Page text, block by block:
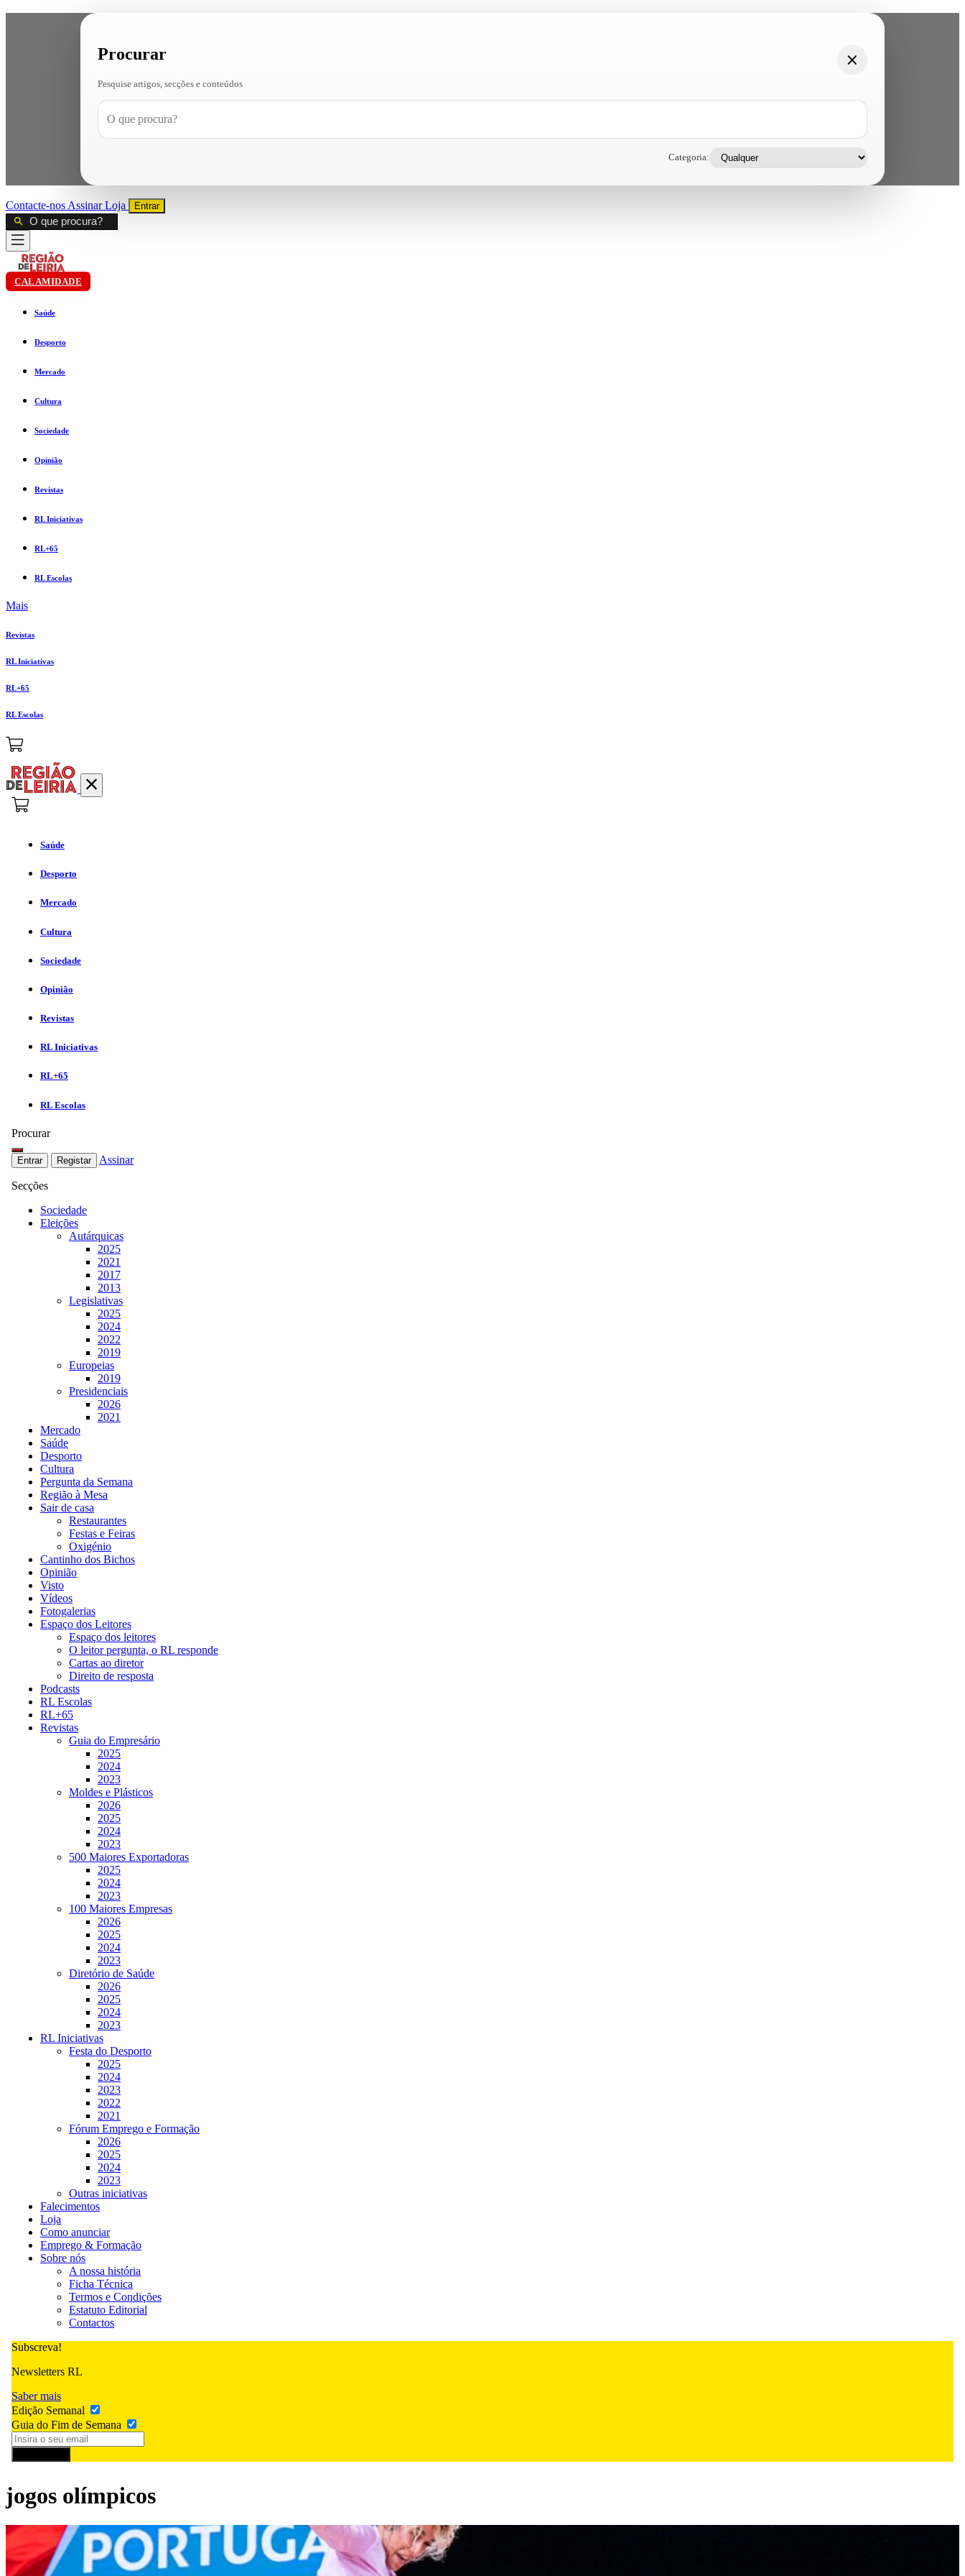
Procurar
Pesquise artigos, secções e conteúdos
Categoria:
Contacte-nos AssinarLoja Entrar
CALAMIDADE
Saúde
Desporto
Mercado
Cultura
Sociedade
Opinião
Revistas
RL Iniciativas
RL+65
RL Escolas
Mais
Revistas
RL Iniciativas
RL+65
RL Escolas
Saúde
Desporto
Mercado
Cultura
Sociedade
Opinião
Revistas
RL Iniciativas
RL+65
RL Escolas
Procurar
Entrar Registar Assinar
Secções
Sociedade
Eleições
Autárquicas
2025
2021
2017
2013
Legislativas
2025
2024
2022
2019
Europeias
2019
Presidenciais
2026
2021
Mercado
Saúde
Desporto
Cultura
Pergunta da Semana
Região à Mesa
Sair de casa
Restaurantes
Festas e Feiras
Oxigénio
Cantinho dos Bichos
Opinião
Visto
Vídeos
Fotogalerias
Espaço dos Leitores
Espaço dos leitores
O leitor pergunta, o RL responde
Cartas ao diretor
Direito de resposta
Podcasts
RL Escolas
RL+65
Revistas
Guia do Empresário
2025
2024
2023
Moldes e Plásticos
2026
2025
2024
2023
500 Maiores Exportadoras
2025
2024
2023
100 Maiores Empresas
2026
2025
2024
2023
Diretório de Saúde
2026
2025
2024
2023
RL Iniciativas
Festa do Desporto
2025
2024
2023
2022
2021
Fórum Emprego e Formação
2026
2025
2024
2023
Outras iniciativas
Falecimentos
Loja
Como anunciar
Emprego & Formação
Sobre nós
A nossa história
Ficha Técnica
Termos e Condições
Estatuto Editorial
Contactos
Subscreva!
Newsletters RL
Saber mais
Edição Semanal
Guia do Fim de Semana
jogos olímpicos